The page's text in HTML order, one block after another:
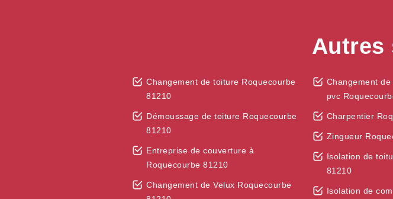
Autres
Changement de toiture Roquecourbe
81210
Démoussage de toiture Roquecourbe
81210
Entreprise de couverture à
Roquecourbe 81210
Changement de Velux Roquecourbe
Changement
pvc
Charpentier
Zingueur
Isolation de
81210
Isolation de